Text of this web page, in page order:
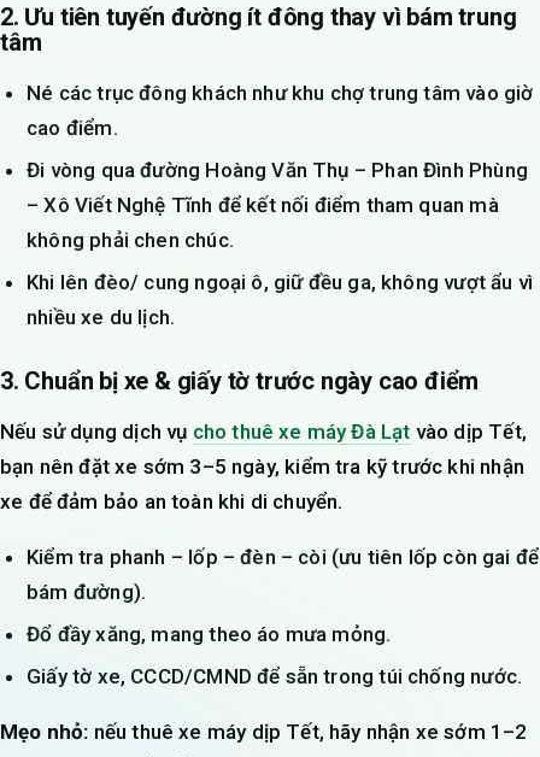
2. Ưu tiên tuyến đường ít đông thay vì bám trung
tâm
Né các trục đông khách như khu chợ trung tâm vào giờ
cao điểm.
Đi vòng qua đường Hoàng Văn Thụ – Phan Đình Phùng
– Xô Viết Nghệ Tĩnh để kết nối điểm tham quan mà
không phải chen chúc.
Khi lên đèo/ cung ngoại ô, giữ đều ga, không vượt ẩu vì
nhiều xe du lịch.
3. Chuẩn bị xe & giấy tờ trước ngày cao điểm
Nếu sử dụng dịch vụ cho thuê xe máy Đà Lạt vào dịp Tết,
bạn nên đặt xe sớm 3–5 ngày, kiểm tra kỹ trước khi nhận
xe để đảm bảo an toàn khi di chuyển.
Kiểm tra phanh – lốp – đèn – còi (ưu tiên lốp còn gai để
bám đường).
Đổ đầy xăng, mang theo áo mưa mỏng.
Giấy tờ xe, CCCD/CMND để sẵn trong túi chống nước.
Mẹo nhỏ: nếu thuê xe máy dịp Tết, hãy nhận xe sớm 1–2